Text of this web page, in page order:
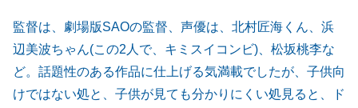
監督は、劇場版SAOの監督、声優は、北村匠海くん、浜
辺美波ちゃん(この2人で、キミスイコンビ)、松坂桃李な
ど。話題性のある作品に仕上げる気満載でしたが、子供向
けではない処と、子供が見ても分かりにくい処見ると、ド